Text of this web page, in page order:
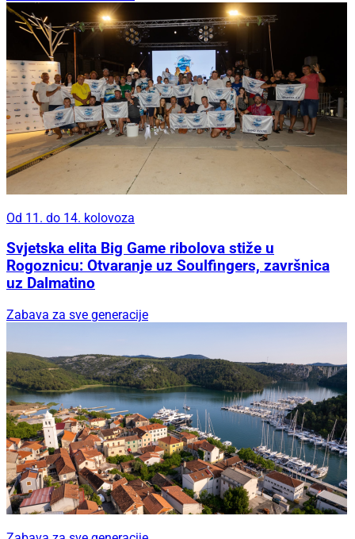
Od 11. do 14. kolovoza
Svjetska elita Big Game ribolova stiže u
Rogoznicu: Otvaranje uz Soulfingers, završnica
uz Dalmatino
Zabava za sve generacije